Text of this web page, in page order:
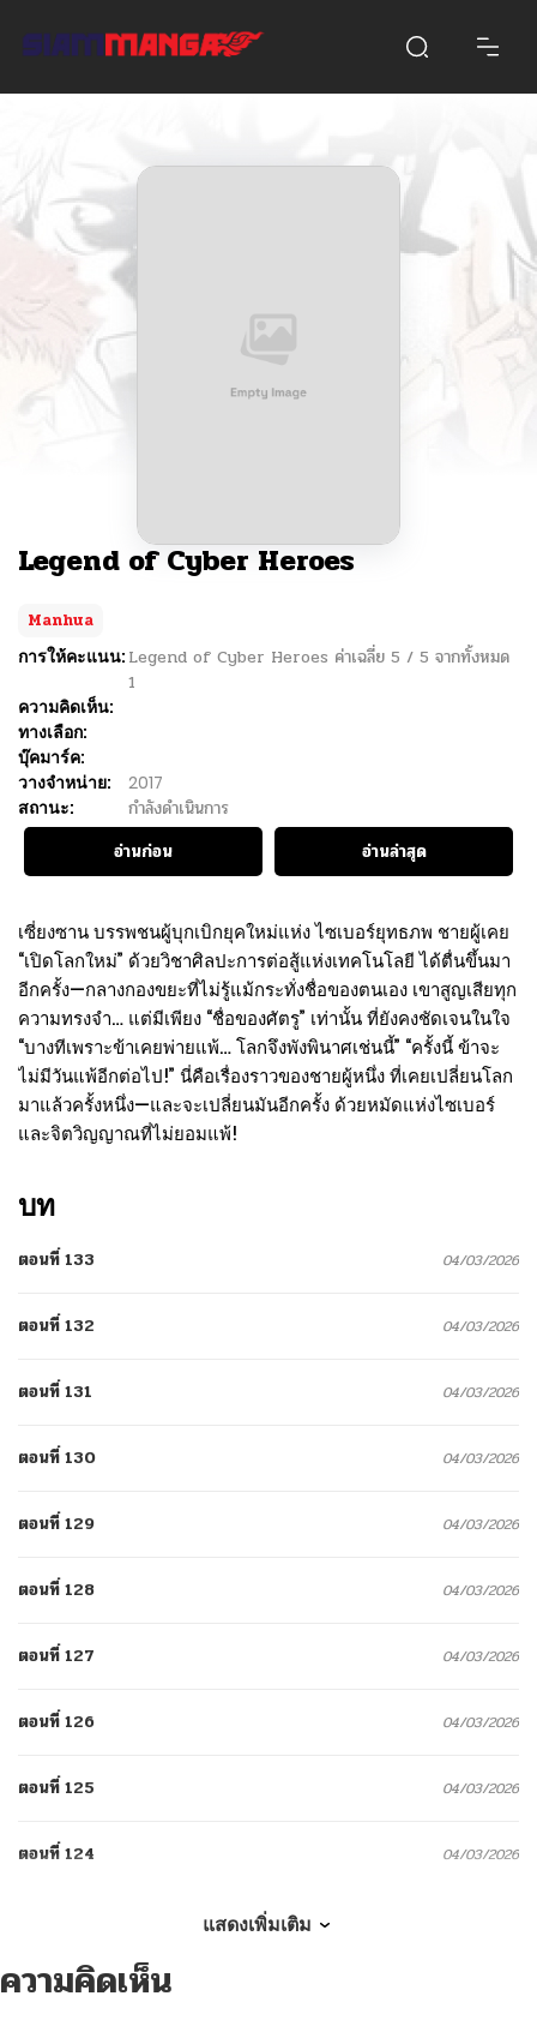
Legend of Cyber Heroes
Manhua
การให้คะแนน: Legend of Cyber Heroes ค่าเฉลี่ย 5 / 5 จากทั้งหมด
1
ความคิดเห็น:
ทางเลือก:
บุ๊คมาร์ค:
วางจำหน่าย:
2017
สถานะ:
กำลังดำเนินการ
อ่านก่อน
อ่านล่าสุด
เซี่ยงซาน บรรพชนผู้บุกเบิกยุคใหม่แห่ง ไซเบอร์ยุทธภพ ชายผู้เคย
“เปิดโลกใหม่” ด้วยวิชาศิลปะการต่อสู้แห่งเทคโนโลยี ได้ตื่นขึ้นมา
อีกครั้ง—กลางกองขยะที่ไม่รู้แม้กระทั่งชื่อของตนเอง เขาสูญเสียทุก
ความทรงจำ… แต่มีเพียง “ชื่อของศัตรู” เท่านั้น ที่ยังคงชัดเจนในใจ
“บางทีเพราะข้าเคยพ่ายแพ้… โลกจึงพังพินาศเช่นนี้” “ครั้งนี้ ข้าจะ
ไม่มีวันแพ้อีกต่อไป!” นี่คือเรื่องราวของชายผู้หนึ่ง ที่เคยเปลี่ยนโลก
มาแล้วครั้งหนึ่ง—และจะเปลี่ยนมันอีกครั้ง ด้วยหมัดแห่งไซเบอร์
และจิตวิญญาณที่ไม่ยอมแพ้!
บท
ตอนที่ 133 04/03/2026
ตอนที่ 132 04/03/2026
ตอนที่ 131 04/03/2026
ตอนที่ 130 04/03/2026
ตอนที่ 129 04/03/2026
ตอนที่ 128 04/03/2026
ตอนที่ 127 04/03/2026
ตอนที่ 126 04/03/2026
ตอนที่ 125 04/03/2026
ตอนที่ 124 04/03/2026
ตอนที่ 122
แสดงเพิ่มเติม
ความคิดเห็น